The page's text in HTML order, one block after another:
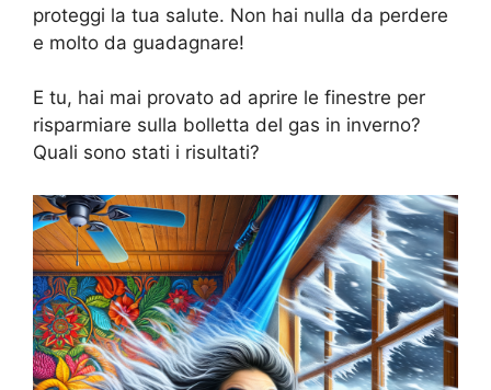
proteggi la tua salute. Non hai nulla da perdere
e molto da guadagnare!
E tu, hai mai provato ad aprire le finestre per
risparmiare sulla bolletta del gas in inverno?
Quali sono stati i risultati?